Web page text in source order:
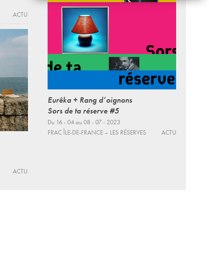
ACTU
ACTU
Eurêka + Rang d’oignons
Sors de ta réserve #5
Du 16 - 04 au 08 - 07 - 2023
FRAC ÎLE-DE-FRANCE – LES RÉSERVES
ACTU